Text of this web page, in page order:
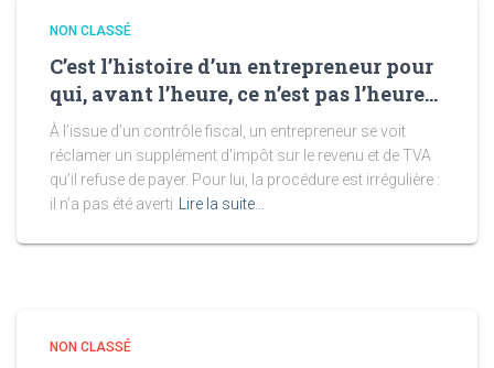
NON CLASSÉ
C’est l’histoire d’un entrepreneur pour
qui, avant l’heure, ce n’est pas l’heure…
À l’issue d’un contrôle fiscal, un entrepreneur se voit
réclamer un supplément d’impôt sur le revenu et de TVA
qu’il refuse de payer. Pour lui, la procédure est irrégulière :
il n’a pas été averti
Lire la suite…
NON CLASSÉ